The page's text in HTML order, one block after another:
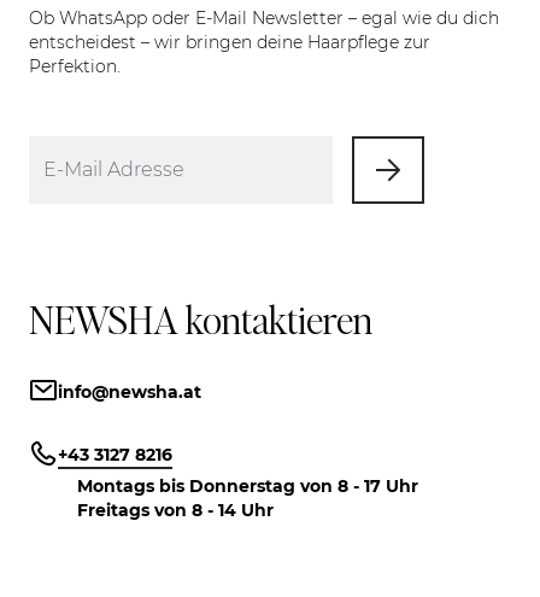
Ob WhatsApp oder E-Mail Newsletter – egal wie du dich
entscheidest – wir bringen deine Haarpflege zur
Perfektion.
NEWSHA kontaktieren
info@newsha.at
+43 3127 8216
Montags bis Donnerstag von 8 - 17 Uhr
Freitags von 8 - 14 Uhr